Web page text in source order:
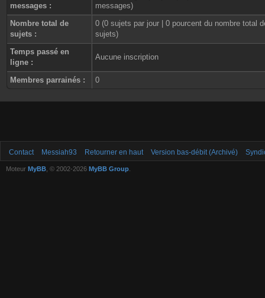
messages :
messages)
Nombre total de
sujets :
0 (0 sujets par jour | 0 pourcent du nombre total
sujets)
Temps passé en
ligne :
Aucune inscription
Membres parrainés : 0
Contact Messiah93 Retourner en haut Version bas-débit (Archivé)
Moteur MyBB , © 2002-2026 MyBB Group